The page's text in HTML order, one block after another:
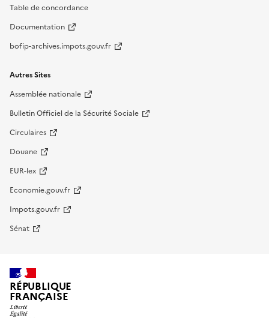
Table de concordance
Documentation
bofip-archives.impots.gouv.fr
Autres Sites
Assemblée nationale
Bulletin Officiel de la Sécurité Sociale
Circulaires
Douane
EUR-lex
Economie.gouv.fr
Impots.gouv.fr
Sénat
RÉPUBLIQUE
FRANÇAISE